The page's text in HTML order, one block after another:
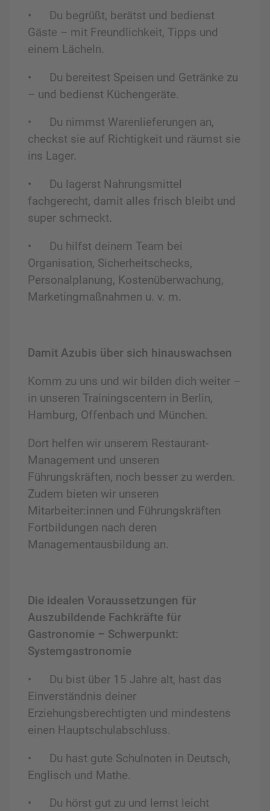
•
Du begrüßt, berätst und bedienst
Gäste – mit Freundlichkeit, Tipps und
einem Lächeln.
•
Du bereitest Speisen und Getränke zu
– und bedienst Küchengeräte.
•
Du nimmst Warenlieferungen an,
checkst sie auf Richtigkeit und räumst sie
ins Lager.
•
Du lagerst Nahrungsmittel
fachgerecht, damit alles frisch bleibt und
super schmeckt.
•
Du hilfst deinem Team bei
Organisation, Sicherheitschecks,
Personalplanung, Kostenüberwachung,
Marketingmaßnahmen u. v. m.
Damit Azubis über sich hinauswachsen
Komm zu uns und wir bilden dich weiter –
in unseren Trainingscentern in Berlin,
Hamburg, Offenbach und München.
Dort helfen wir unserem Restaurant-
Management und unseren
Führungskräften, noch besser zu werden.
Zudem bieten wir unseren
Mitarbeiter:innen und Führungskräften
Fortbildungen nach deren
Managementausbildung an.
Die idealen Voraussetzungen für
Auszubildende Fachkräfte für
Gastronomie – Schwerpunkt:
Systemgastronomie
•
Du bist über 15 Jahre alt, hast das
Einverständnis deiner
Erziehungsberechtigten und mindestens
einen Hauptschulabschluss.
•
Du hast gute Schulnoten in Deutsch,
Englisch und Mathe.
•
Du hörst gut zu und lernst leicht